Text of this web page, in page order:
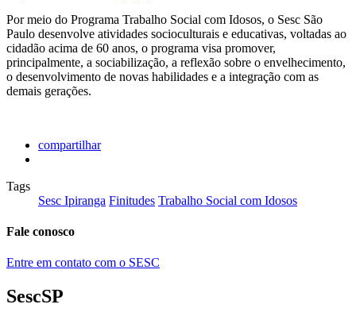
Por meio do Programa Trabalho Social com Idosos, o Sesc São
Paulo desenvolve atividades socioculturais e educativas, voltadas ao
cidadão acima de 60 anos, o programa visa promover,
principalmente, a sociabilização, a reflexão sobre o envelhecimento,
o desenvolvimento de novas habilidades e a integração com as
demais gerações.
compartilhar
Tags
Sesc Ipiranga Finitudes Trabalho Social com Idosos
Fale conosco
Entre em contato com o SESC
SescSP